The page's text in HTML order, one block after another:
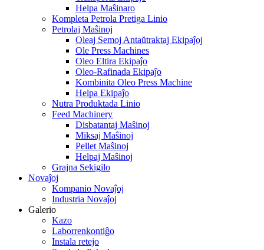
Helpa Maŝinaro
Kompleta Petrola Pretiga Linio
Petrolaj Maŝinoj
Oleaj Semoj Antaŭtraktaj Ekipaĵoj
Ole Press Machines
Oleo Eltira Ekipaĵo
Oleo-Rafinada Ekipaĵo
Kombinita Oleo Press Machine
Helpa Ekipaĵo
Nutra Produktada Linio
Feed Machinery
Disbatantaj Maŝinoj
Miksaj Maŝinoj
Pellet Maŝinoj
Helpaj Maŝinoj
Grajna Sekigilo
Novaĵoj
Kompanio Novaĵoj
Industria Novaĵoj
Galerio
Kazo
Laborrenkontiĝo
Instala retejo